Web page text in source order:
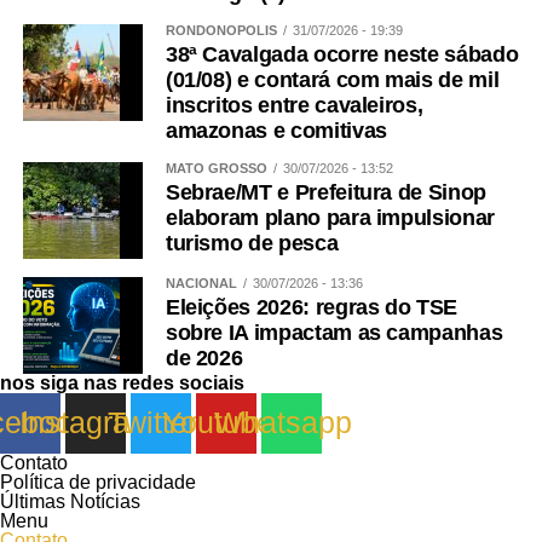
RONDONÓPOLIS 31/07/2026 - 19:39
38ª Cavalgada ocorre neste sábado
(01/08) e contará com mais de mil
inscritos entre cavaleiros,
amazonas e comitivas
MATO GROSSO 30/07/2026 - 13:52
Sebrae/MT e Prefeitura de Sinop
elaboram plano para impulsionar
turismo de pesca
NACIONAL 30/07/2026 - 13:36
Eleições 2026: regras do TSE
sobre IA impactam as campanhas
de 2026
nos siga nas redes sociais
Instagram
TwitterYoutube
Whatsapp
Contato
Política de privacidade
Últimas Notícias
Menu